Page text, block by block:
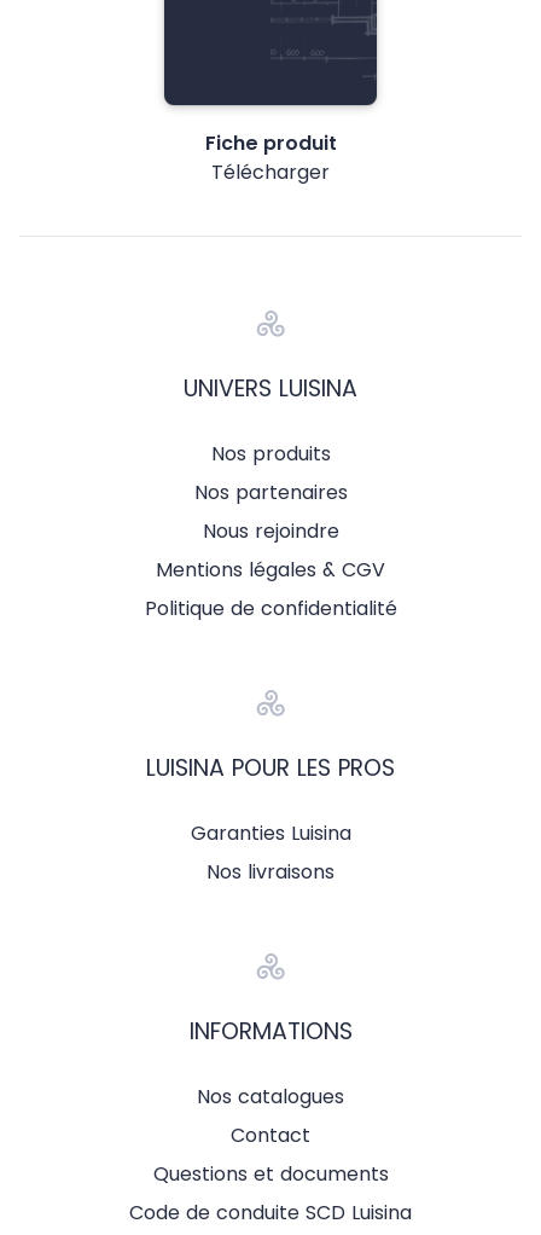
Fiche produit
Télécharger
UNIVERS LUISINA
Nos produits
Nos partenaires
Nous rejoindre
Mentions légales & CGV
Politique de confidentialité
LUISINA POUR LES PROS
Garanties Luisina
Nos livraisons
INFORMATIONS
Nos catalogues
Contact
Questions et documents
Code de conduite SCD Luisina